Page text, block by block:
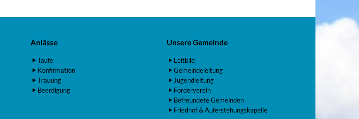
Anlässe
Taufe
Konfirmation
Trauung
Beerdigung
Unsere Gemeinde
Leitbild
Gemeindeleitung
Jugendleitung
Förderverein
Befreundete Gemeinden
Friedhof & Auferstehungskapelle